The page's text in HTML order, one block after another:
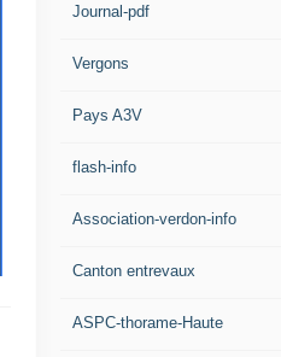
Journal-pdf
Vergons
Pays A3V
flash-info
Association-verdon-info
Canton entrevaux
ASPC-thorame-Haute